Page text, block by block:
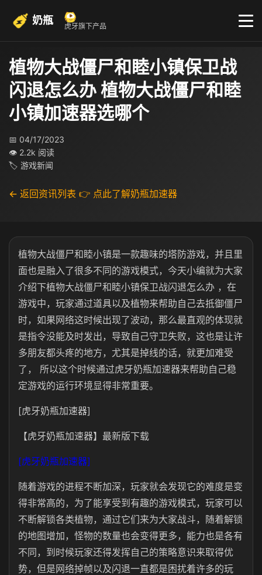
奶瓶 虎牙旗下产品
植物大战僵尸和睦小镇保卫战
闪退怎么办 植物大战僵尸和睦
小镇加速器选哪个
📅 04/17/2023
👁 2.2k 阅读
🏷 游戏新闻
← 返回资讯列表 👉 点此了解奶瓶加速器
植物大战僵尸和睦小镇是一款趣味的塔防游戏，并且里
面也是融入了很多不同的游戏模式，今天小编就为大家
介绍下植物大战僵尸和睦小镇保卫战闪退怎么办 ，在
游戏中，玩家通过道具以及植物来帮助自己去抵御僵尸
时，如果网络这时候出现了波动，那么最直观的体现就
是指令没能及时发出，导致自己守卫失败，这也是让许
多朋友都头疼的地方，尤其是掉线的话，就更加难受
了， 所以这个时候通过虎牙奶瓶加速器来帮助自己稳
定游戏的运行环境显得非常重要。
[虎牙奶瓶加速器]
【虎牙奶瓶加速器】最新版下载
[虎牙奶瓶加速器]
随着游戏的进程不断加深，玩家就会发现它的难度是变
得非常高的，为了能享受到有趣的游戏模式，玩家可以
不断解锁各类植物，通过它们来为大家战斗，随着解锁
的地图增加，怪物的数量也会变得更多，能力也是各有
不同，到时候玩家还得发挥自己的策略意识来取得优
势，但是网络掉帧以及闪退一直都是困扰着许多的玩